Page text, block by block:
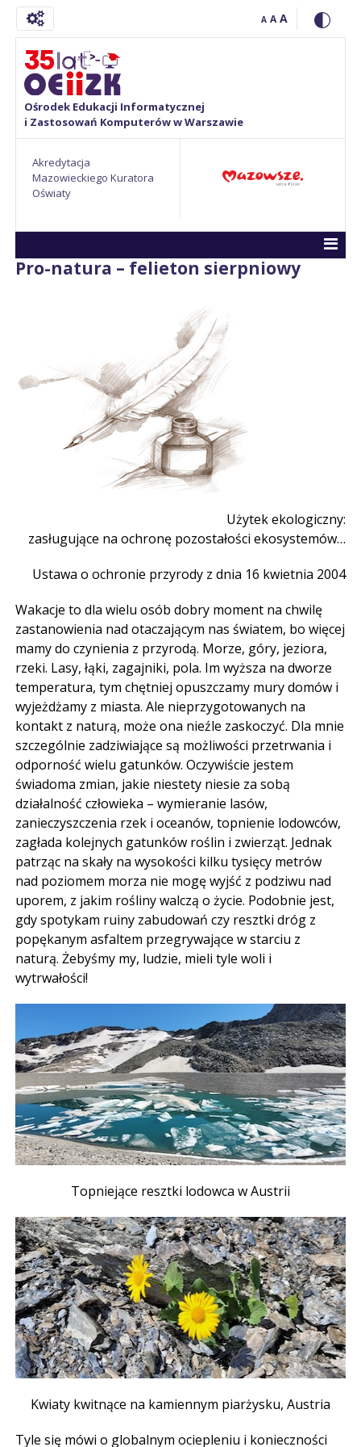
A A A
Ośrodek Edukacji Informatycznej
i Zastosowań Komputerów w Warszawie
Akredytacja
Mazowieckiego Kuratora
Oświaty
Pro-natura – felieton sierpniowy
Użytek ekologiczny:
zasługujące na ochronę pozostałości ekosystemów…
Ustawa o ochronie przyrody z dnia 16 kwietnia 2004
Wakacje to dla wielu osób dobry moment na chwilę
zastanowienia nad otaczającym nas światem, bo więcej
mamy do czynienia z przyrodą. Morze, góry, jeziora,
rzeki. Lasy, łąki, zagajniki, pola. Im wyższa na dworze
temperatura, tym chętniej opuszczamy mury domów i
wyjeżdżamy z miasta. Ale nieprzygotowanych na
kontakt z naturą, może ona nieźle zaskoczyć. Dla mnie
szczególnie zadziwiające są możliwości przetrwania i
odporność wielu gatunków. Oczywiście jestem
świadoma zmian, jakie niestety niesie za sobą
działalność człowieka – wymieranie lasów,
zanieczyszczenia rzek i oceanów, topnienie lodowców,
zagłada kolejnych gatunków roślin i zwierząt. Jednak
patrząc na skały na wysokości kilku tysięcy metrów
nad poziomem morza nie mogę wyjść z podziwu nad
uporem, z jakim rośliny walczą o życie. Podobnie jest,
gdy spotykam ruiny zabudowań czy resztki dróg z
popękanym asfaltem przegrywające w starciu z
naturą. Żebyśmy my, ludzie, mieli tyle woli i
wytrwałości!
Topniejące resztki lodowca w Austrii
Kwiaty kwitnące na kamiennym piarżysku, Austria
Tyle się mówi o globalnym ociepleniu i konieczności